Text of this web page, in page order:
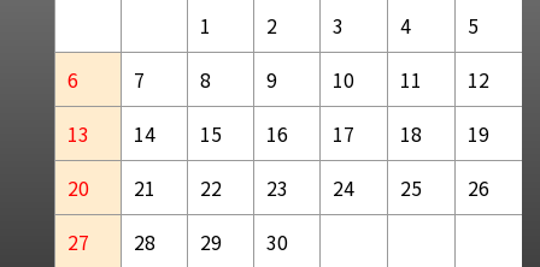
1 2 3 4
5
6
7 8 9 10 11
12
13
14 15 16 17 18
19
20
21 22 23 24 25
26
27
28 29
30